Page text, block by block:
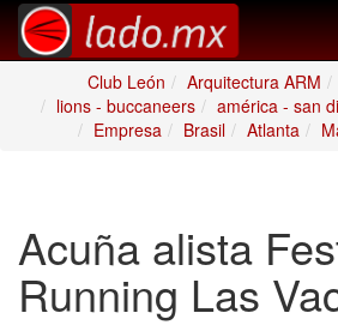
Club León
Arquitectura ARM
lions - buccaneers
américa - san
Empresa
Brasil Atlanta
Acuña alista
Running Las